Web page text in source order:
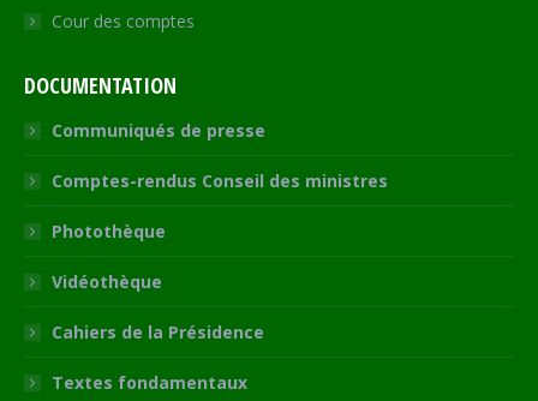
Cour des comptes
DOCUMENTATION
Communiqués de presse
Comptes-rendus Conseil des ministres
Photothèque
Vidéothèque
Cahiers de la Présidence
Textes fondamentaux